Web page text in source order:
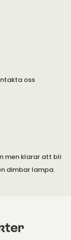
pga risk för
lampan
lampan.
oss
men klarar att bli
dimbar lampa.